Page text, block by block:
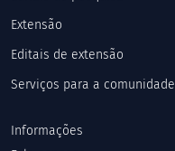
Extensão
Editais de extensão
Serviços para a comunidade
Informações